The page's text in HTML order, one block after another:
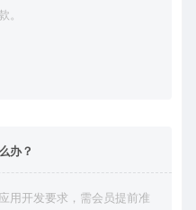
。
办？
用开发要求，需会员提前准